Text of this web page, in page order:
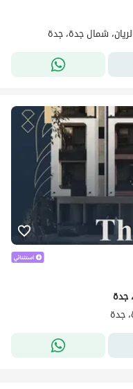
شمال جدة، جدة
جدة